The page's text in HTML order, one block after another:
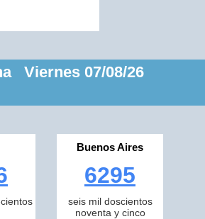
Viernes 07/08/26
Buenos Aires
6295
seis mil doscientos
noventa y cinco